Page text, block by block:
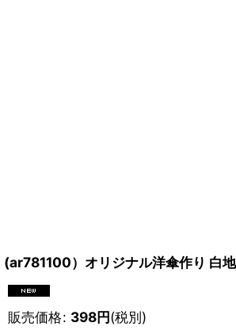
(ar781100）オリジナル洋傘作り 白
販売価格: 398円(税別)